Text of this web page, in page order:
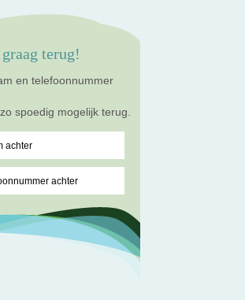
terug!
en telefoonnummer
spoedig mogelijk terug.